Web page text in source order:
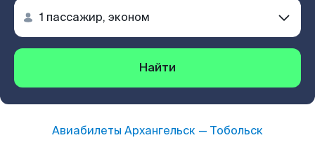
Найти
Авиабилеты Архангельск — Тобольск